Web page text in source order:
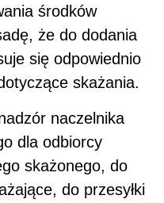
środków
że do dodania
się odpowiednio
skażania.
naczelnika
dla odbiorcy
skażonego, do
do przesyłki